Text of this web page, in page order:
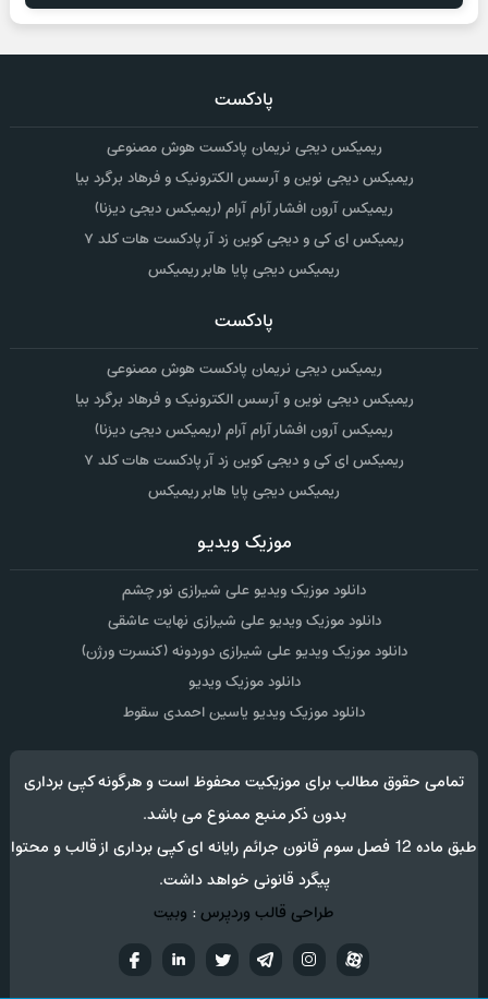
پادکست
ریمیکس دیجی نریمان پادکست هوش مصنوعی
ریمیکس دیجی نوین و آرسس الکترونیک و فرهاد برگرد بیا
ریمیکس آرون افشار آرام آرام (ریمیکس دیجی دیزنا)
ریمیکس ای کی و دیجی کوین زد آر پادکست هات کلد ۷
ریمیکس دیجی پایا هابر ریمیکس
پادکست
ریمیکس دیجی نریمان پادکست هوش مصنوعی
ریمیکس دیجی نوین و آرسس الکترونیک و فرهاد برگرد بیا
ریمیکس آرون افشار آرام آرام (ریمیکس دیجی دیزنا)
ریمیکس ای کی و دیجی کوین زد آر پادکست هات کلد ۷
ریمیکس دیجی پایا هابر ریمیکس
موزیک ویدیو
دانلود موزیک ویدیو علی شیرازی نور چشم
دانلود موزیک ویدیو علی شیرازی نهایت عاشقی
دانلود موزیک ویدیو علی شیرازی دوردونه (کنسرت ورژن)
دانلود موزیک ویدیو
دانلود موزیک ویدیو یاسین احمدی سقوط
تمامی حقوق مطالب برای موزیکیت محفوظ است و هرگونه کپی برداری
بدون ذکر منبع ممنوع می باشد.
طبق ماده 12 فصل سوم قانون جرائم رایانه ای کپی برداری از قالب و محتوا
پیگرد قانونی خواهد داشت.
طراحی قالب وردپرس: وبیت
تويترتلگراماینستاگرام آپارات